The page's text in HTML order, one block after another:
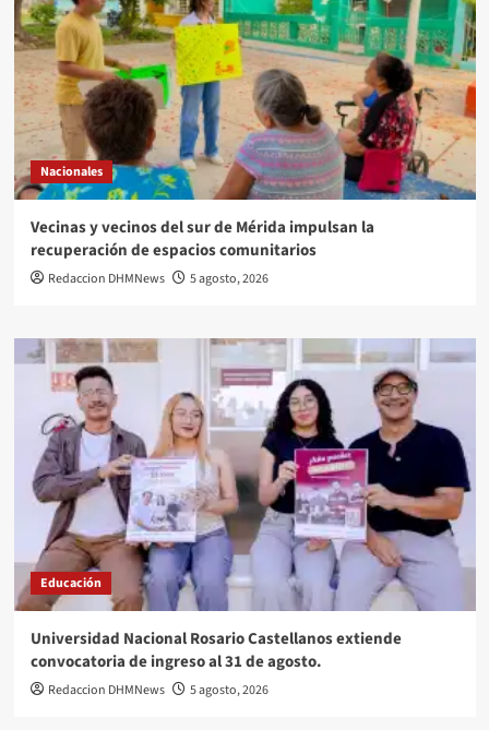
Nacionales
Vecinas y vecinos del sur de Mérida impulsan la
recuperación de espacios comunitarios
Redaccion DHMNews 5 agosto, 2026
Educación
Universidad Nacional Rosario Castellanos extiende
convocatoria de ingreso al 31 de agosto.
Redaccion DHMNews 5 agosto, 2026